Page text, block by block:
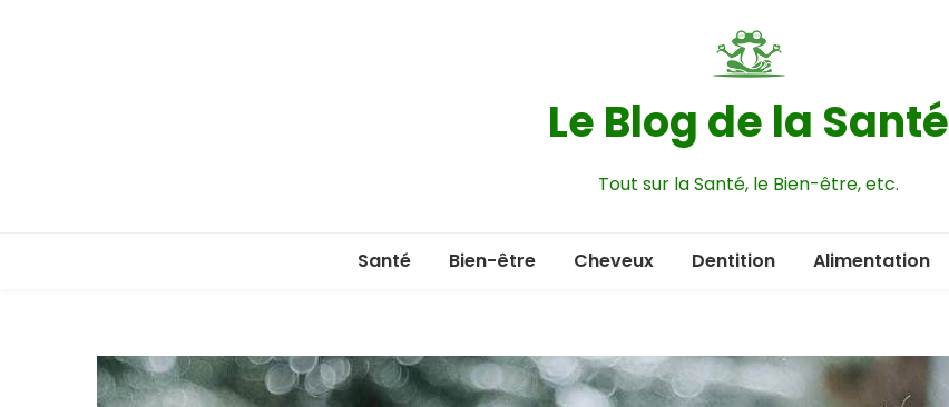
Le Blog de la Santé
Tout sur la Santé, le Bien-être, etc.
Santé Bien-être Cheveux Dentition Alimentation